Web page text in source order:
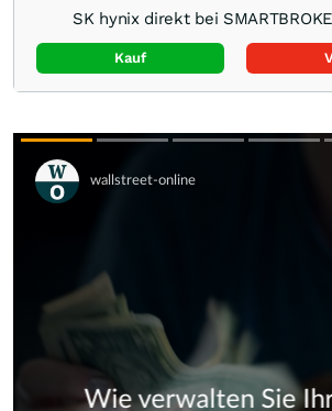
SK hynix direkt bei
Kauf